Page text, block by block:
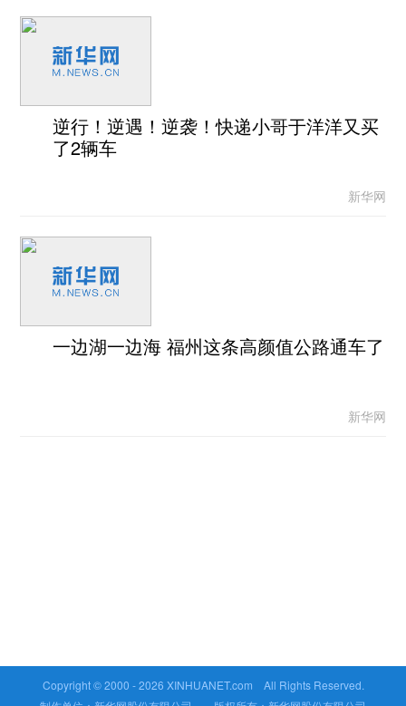
逆行！逆遇！逆袭！快递小哥于洋洋又买
了2辆车
新华网
一边湖一边海 福州这条高颜值公路通车了
新华网
Copyright © 2000 -2026 XINHUANET.com All Rights Reserved.